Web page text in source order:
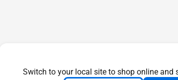
Switch to your local site to shop online and